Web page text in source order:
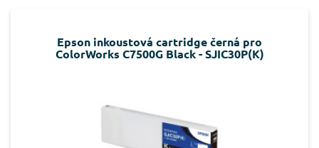
Epson inkoustová cartridge černá pro
ColorWorks C7500G Black - SJIC30P(K)